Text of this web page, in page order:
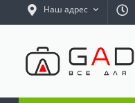
Наш адрес